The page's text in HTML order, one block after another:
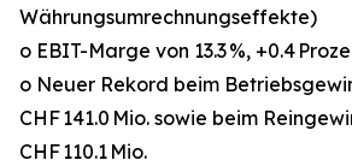
Währungsumrechnungseffekte)
o EBIT-Marge von 13.3 %, +0.4
o Neuer Rekord beim
CHF 141.0 Mio. sowie beim
CHF 110.1 Mio.